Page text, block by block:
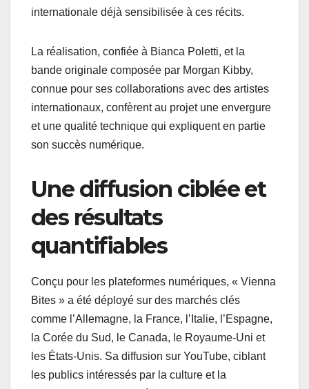
internationale déjà sensibilisée à ces récits.
La réalisation, confiée à Bianca Poletti, et la
bande originale composée par Morgan Kibby,
connue pour ses collaborations avec des artistes
internationaux, confèrent au projet une envergure
et une qualité technique qui expliquent en partie
son succès numérique.
Une diffusion ciblée et
des résultats
quantifiables
Conçu pour les plateformes numériques, « Vienna
Bites » a été déployé sur des marchés clés
comme l’Allemagne, la France, l’Italie, l’Espagne,
la Corée du Sud, le Canada, le Royaume-Uni et
les États-Unis. Sa diffusion sur YouTube, ciblant
les publics intéressés par la culture et la